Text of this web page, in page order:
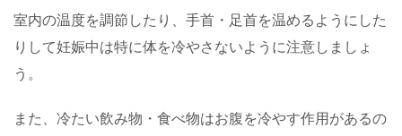
室内の温度を調節したり、手首・足首を温めるようにした
りして妊娠中は特に体を冷やさないように注意しましょ
う。
また、冷たい飲み物・食べ物はお腹を冷やす作用があるの